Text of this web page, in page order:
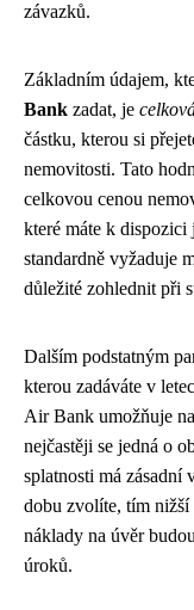
závazků.
Základním údajem,
Bank zadat, je
částku, kterou si
nemovitosti. Tato
celkovou cenou
které máte k
standardně vyžaduje
důležité zohlednit při
Dalším podstatným
kterou zadáváte v
Air Bank umožňuje
nejčastěji se jedná o
splatnosti má
dobu zvolíte, tím nižší
náklady na úvěr
úroků.